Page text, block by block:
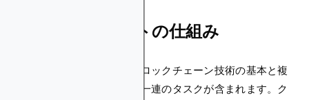
クリプトクエストの仕組み
暗号クエストには通常、ブロックチェーン技術の基本と複
雑さをユーザーに説明する一連のタスクが含まれます。ク